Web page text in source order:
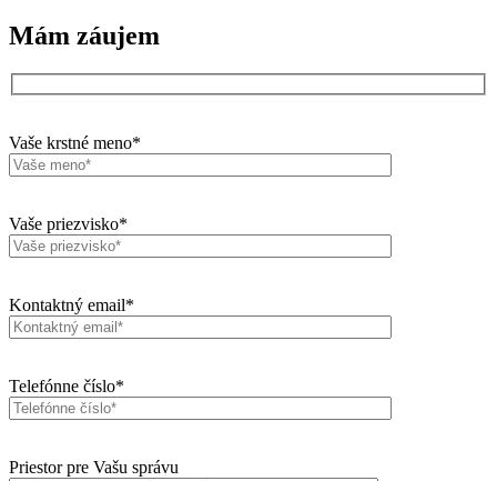
Mám záujem
Vaše krstné meno*
Vaše priezvisko*
Kontaktný email*
Telefónne číslo*
Priestor pre Vašu správu